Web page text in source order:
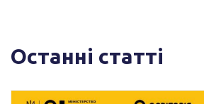
Останні статті